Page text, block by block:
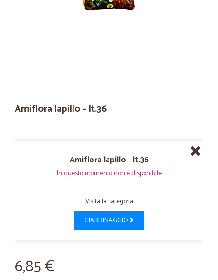
Amiflora lapillo - lt.36
Amiflora lapillo - lt.36
In questo momento non è disponibile
Visita la categoria
GIARDINAGGIO
6,85 €